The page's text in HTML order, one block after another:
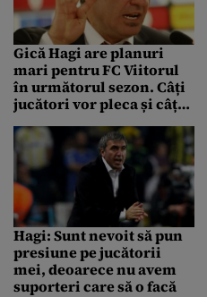
Gică Hagi are planuri
mari pentru FC Viitorul
în următorul sezon. Câți
jucători vor pleca și câți
Hagi: Sunt nevoit să pun
presiune pe jucătorii
mei, deoarece nu avem
suporteri care să o facă